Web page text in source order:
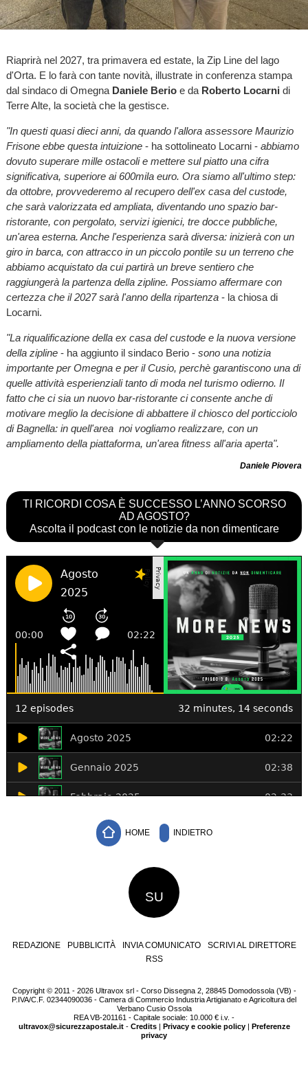
Riaprirà nel 2027, tra primavera ed estate, la Zip Line del lago
d'Orta. E lo farà con tante novità, illustrate in conferenza stampa
dal sindaco di Omegna Daniele Berioe da Roberto Locarni di
Terre Alte, la società che la gestisce.
"In questi quasi dieci anni, da quando l'allora assessore Maurizio
Frisone ebbe questa intuizione - ha sottolineato Locarni - abbiamo
dovuto superare mille ostacoli e mettere sul piatto una cifra
significativa, superiore ai 600mila euro. Ora siamo all'ultimo step:
da ottobre, provvederemo al recupero dell'ex casa del custode,
che sarà valorizzata ed ampliata, diventando uno spazio bar-
ristorante, con pergolato, servizi igienici, tre docce pubbliche,
un'area esterna. Anche l'esperienza sarà diversa: inizierà con un
giro in barca, con attracco in un piccolo pontile su un terreno che
abbiamo acquistato da cui partirà un breve sentiero che
raggiungerà la partenza della zipline. Possiamo affermare con
certezza che il 2027 sarà l'anno della ripartenza - la chiosa di
Locarni.
"La riqualificazione della ex casa del custode e la nuova versione
della zipline- ha aggiunto il sindaco Berio - sono una notizia
importante per Omegna e per il Cusio, perchè garantiscono una di
quelle attività esperienziali tanto di moda nel turismo odierno. Il
fatto che ci sia un nuovo bar-ristorante ci consente anche di
motivare meglio la decisione di abbattere il chiosco del porticciolo
di Bagnella: in quell'area noi vogliamo realizzare, con un
ampliamento della piattaforma, un'area fitness all'aria aperta".
Daniele Piovera
TI RICORDI COSA È SUCCESSO L’ANNO SCORSO
AD AGOSTO?
Ascolta il podcast con le notizie da non dimenticare
HOME INDIETRO
SU
REDAZIONE PUBBLICITÀ INVIA COMUNICATO
SCRIVI AL DIRETTORE
RSS
Copyright © 2011 - 2026 Ultravox srl - Corso Dissegna 2, 28845 Domodossola (VB) -
P.IVA/C.F. 02344090036 - Camera di Commercio Industria Artigianato e Agricoltura del
Verbano Cusio Ossola
REA VB-201161 - Capitale sociale: 10.000 € i.v. -
ultravox@sicurezzapostale.it- Credits| Privacy e cookie policy|
Preferenze
privacy